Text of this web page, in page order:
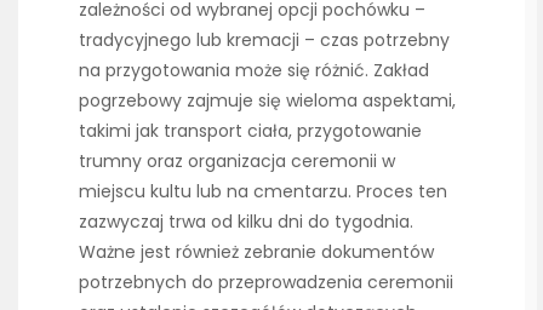
zależności od wybranej opcji pochówku –
tradycyjnego lub kremacji – czas potrzebny
na przygotowania może się różnić. Zakład
pogrzebowy zajmuje się wieloma aspektami,
takimi jak transport ciała, przygotowanie
trumny oraz organizacja ceremonii w
miejscu kultu lub na cmentarzu. Proces ten
zazwyczaj trwa od kilku dni do tygodnia.
Ważne jest również zebranie dokumentów
potrzebnych do przeprowadzenia ceremonii